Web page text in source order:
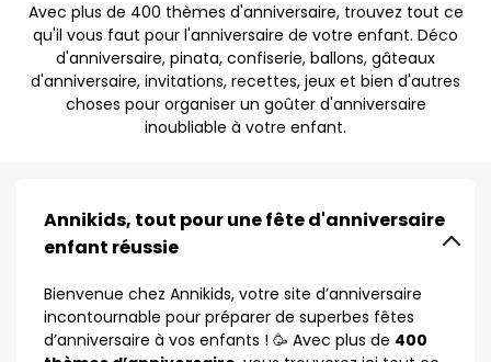
Avec plus de 400 thèmes d'anniversaire, trouvez tout ce
qu'il vous faut pour l'anniversaire de votre enfant. Déco
d'anniversaire, pinata, confiserie, ballons, gâteaux
d'anniversaire, invitations, recettes, jeux et bien d'autres
choses pour organiser un goûter d'anniversaire
inoubliable à votre enfant.
Annikids, tout pour une fête d'anniversaire
enfant réussie
Bienvenue chez Annikids, votre site d’anniversaire
incontournable pour préparer de superbes fêtes
d’anniversaire à vos enfants ! 🥳 Avec plus de 400